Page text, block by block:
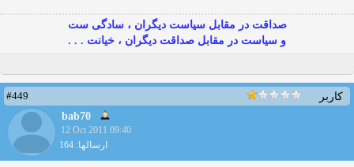
صداقت در مقابل سیاست دیگران ، سادگی ست
و سیاست در مقابل صداقت دیگران ، خیانت . . .
کاربر
#449
bab70
12 Oct 2011 09:40
ارسالها: 164